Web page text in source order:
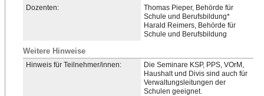
Dozenten:
Thomas Pieper, Behörde für
Schule und Berufsbildung*
Harald Reimers, Behörde für
Schule und Berufsbildung
Weitere Hinweise
Hinweis für Teilnehmer/innen:
Die Seminare KSP, PPS, VOrM,
Haushalt und Divis sind auch für
Verwaltungsleitungen der
Schulen geeignet.